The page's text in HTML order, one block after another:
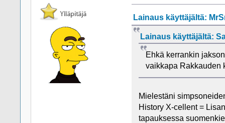
Lainaus käyttäjältä:
Lainaus käyttäjältä:
Ehkä kerrankin
vaikkapa Rakkauden
Mielestäni
History X-cellent =
tapauksessa